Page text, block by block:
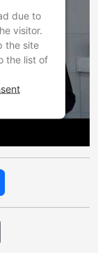
due to
visitor.
the site
the list of